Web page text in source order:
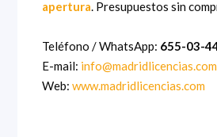
apertura. Presupuestos sin
Teléfono / WhatsApp: 655-03-
E-mail: info@madridlicencias.com
Web:www.madridlicencias.com